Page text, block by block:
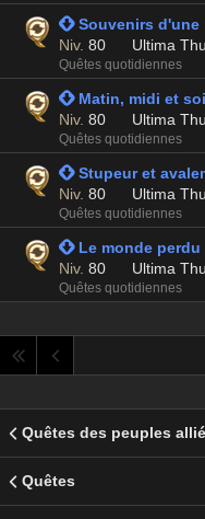
 Souvenirs d'une
Niv. 80 Ultima
Quêtes quotidiennes
 Matin, midi et
Niv. 80 Ultima
Quêtes quotidiennes
 Stupeur et
Niv. 80 Ultima
Quêtes quotidiennes
 Le monde perdu
Niv. 80 Ultima
Quêtes quotidiennes
Quêtes des peuples
Quêtes